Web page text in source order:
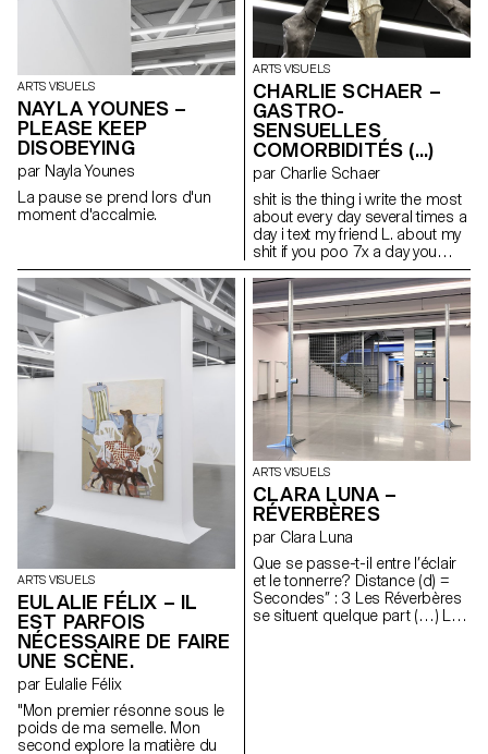
ARTS VISUELS
NAYLA YOUNES –
PLEASE KEEP
DISOBEYING
par Nayla Younes
La pause se prend lors d'un
moment d'accalmie.
ARTS VISUELS
CHARLIE SCHAER –
GASTRO-
SENSUELLES
COMORBIDITÉS (...)
par Charlie Schaer
shit is the thing i write the most
about every day several times a
day i text my friend L. about my
shit if you poo 7x a day you
have to share it love & shit
mariage & inflammation
infection & affection my gastro-
sensual form of life is all that i
have like a lovebug (…) Cette
sculpture est accompagnée
d’un long poème comprenant
des extraits de « Life Without Air
» de Daisy Lafarge, « But Did
You Die ? » de Precious
Okoyomon, « Ariel » de Sylvia
Plath et « Dawn » d’Octavia
Butler. La pièce a été inspirée
par la forme de cloche de « The
Bell Jar »(S. Plath) et les effets
de dépression par aspiration
permettant des avortements «
diy ». Elle est composée de
céramique mouillée de
testostérone, aluminium,
préservatifs, digues dentaires,
ARTS VISUELS
EULALIE FÉLIX – IL
EST PARFOIS
NÉCESSAIRE DE FAIRE
UNE SCÈNE.
par Eulalie Félix
"Mon premier résonne sous le
poids de ma semelle. Mon
second explore la matière du
ARTS VISUELS
CLARA LUNA –
RÉVERBÈRES
par Clara Luna
Que se passe-t-il entre l’éclair
et le tonnerre? Distance (d) =
Secondes’’ : 3 Les Réverbères
se situent quelque part (…) La